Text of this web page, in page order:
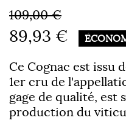
109,00 €
89,93 €
Ce Cognac est issu
1er cru de
gage de qualité, est
production du